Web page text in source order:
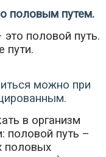
половым путем.
половой путь.
пути.
можно при
в организм
половой путь –
половых